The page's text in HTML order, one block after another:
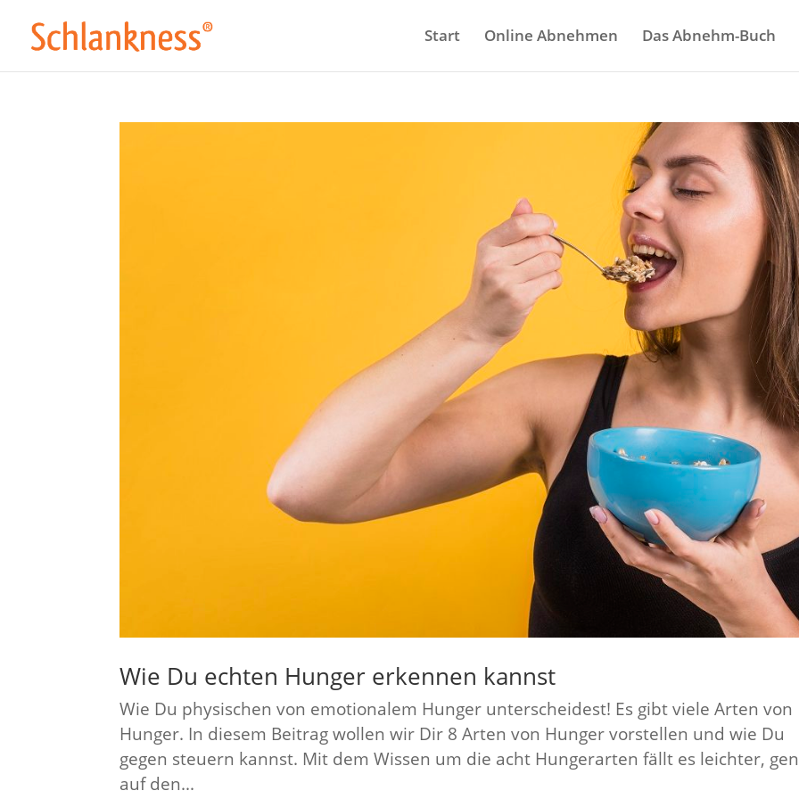
Start Online Abnehmen Das Abnehm-Buch
Wie Du echten Hunger erkennen kannst
Wie Du physischen von emotionalem Hunger unterscheidest! Es gibt viele Arten von
Hunger. In diesem Beitrag wollen wir Dir 8 Arten von Hunger vorstellen und wie Du
gegen steuern kannst. Mit dem Wissen um die acht Hungerarten fällt es leichter,
auf den...